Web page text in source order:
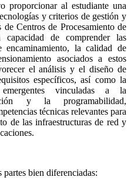
proporcionar al estudiante una
y criterios de gestión y
Centros de Procesamiento de
de comprender las
encaminamiento, la calidad de
asociados a estos
el análisis y el diseño de
específicos, así como la
vinculadas a la
y la programabilidad,
técnicas relevantes para
de las infraestructuras de red y
bien diferenciadas: